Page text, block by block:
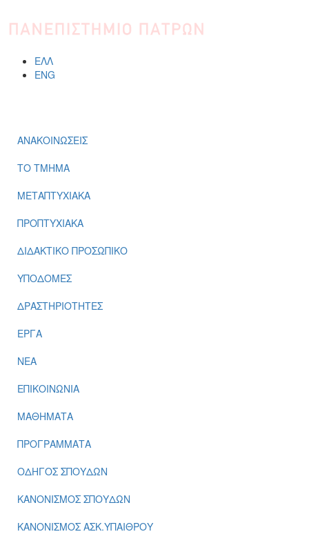
ΕΛΛ
ENG
ΑΝΑΚΟΙΝΩΣΕΙΣ
ΤΟ ΤΜΗΜΑ
ΜΕΤΑΠΤΥΧΙΑΚΑ
ΠΡΟΠΤΥΧΙΑΚΑ
ΔΙΔΑΚΤΙΚΟ ΠΡΟΣΩΠΙΚΟ
ΥΠΟΔΟΜΕΣ
ΔΡΑΣΤΗΡΙΟΤΗΤΕΣ
ΕΡΓΑ
ΝΕΑ
ΕΠΙΚΟΙΝΩΝΙΑ
ΜΑΘΗΜΑΤΑ
ΠΡΟΓΡΑΜΜΑΤΑ
ΟΔΗΓΟΣ ΣΠΟΥΔΩΝ
ΚΑΝΟΝΙΣΜΟΣ ΣΠΟΥΔΩΝ
ΚΑΝΟΝΙΣΜΟΣ ΑΣΚ.ΥΠΑΙΘΡΟΥ